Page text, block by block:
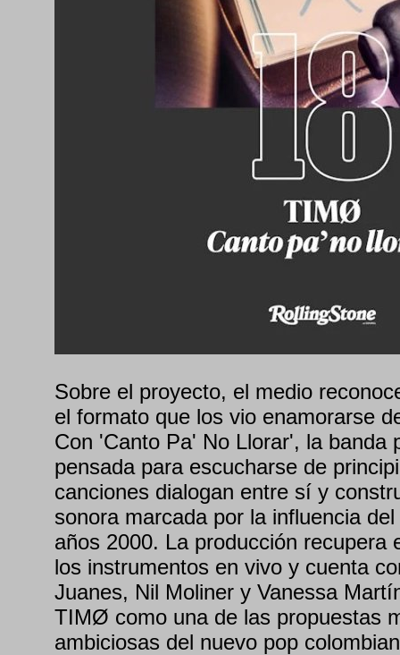
Sobre el proyecto, el medio
el formato que los vio enamorarse
Con 'Canto Pa' No Llorar', la banda
pensada para escucharse de
canciones dialogan entre sí y
sonora marcada por la influencia
años 2000. La producción recupera
los instrumentos en vivo y cuenta
Juanes, Nil Moliner y Vanessa
TIMØ como una de las propuestas
ambiciosas del nuevo pop